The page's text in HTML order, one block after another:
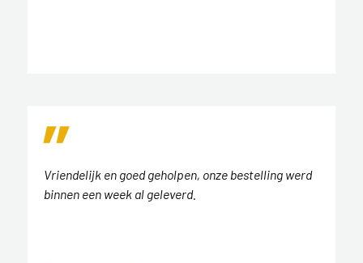
Vriendelijk en goed geholpen, onze bestelling werd
binnen een week al geleverd.